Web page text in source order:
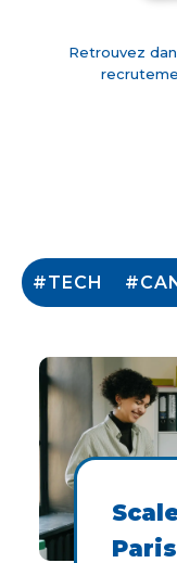
Retrouvez
#TECH